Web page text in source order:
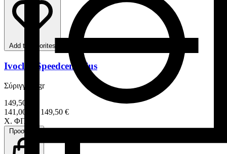
Add to favorites
Ivoclar Speedcem Plus
Σύριγγα 9 gr
149,50 €
141,00 € – 149,50 €
Χ. ΦΠΑ
Προσθήκη